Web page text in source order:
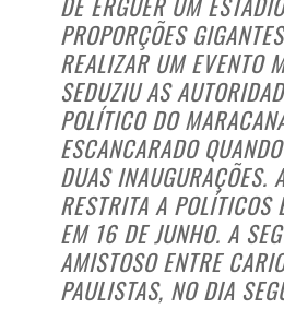
PROPORÇÕES
REALIZAR UM EVENTO
SEDUZIU AS
POLÍTICO DO
ESCANCARADO
DUAS INAUGURAÇÕES.
RESTRITA A POLÍTICOS
EM 16 DE JUNHO. A
AMISTOSO ENTRE
PAULISTAS, NO DIA